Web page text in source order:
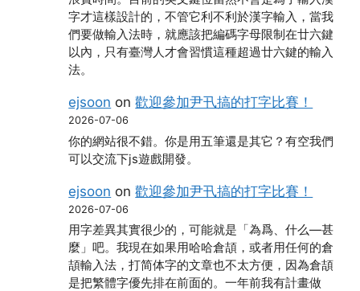
字才這樣設計的，不管它利不利於漢字輸入，當我
們要做輸入法時，就應該把編碼字母限制在廿六鍵
以內，只有臺灣人才會習慣這種超過廿六鍵的輸入
法。
ejsoon on歡迎參加尹卂搞的打字比賽！
2026-07-06
你的網站很不錯。你是用五筆還是其它？有空我們
可以交流下js遊戲開發。
ejsoon on歡迎參加尹卂搞的打字比賽！
2026-07-06
用字差異其實很少的，可能就是「為爲、什么―甚
麼」吧。我現在如果用哈哈倉頡，或者用任何的倉
頡輸入法，打简体字的文章也不太方便，因為倉頡
是把繁體字優先排在前面的。一年前我有計畫做